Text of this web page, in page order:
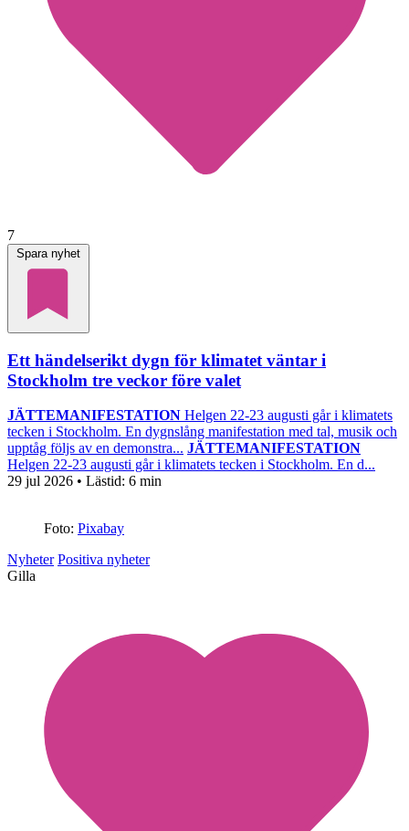
7
Spara nyhet
Ett händelserikt dygn för klimatet väntar i
Stockholm tre veckor före valet
JÄTTEMANIFESTATION Helgen 22-23 augusti går i klimatets
tecken i Stockholm. En dygnslång manifestation med tal, musik och
upptåg följs av en demonstra... JÄTTEMANIFESTATION
Helgen 22-23 augusti går i klimatets tecken i Stockholm. En d...
29 jul 2026 • Lästid: 6 min
Foto: Pixabay
Nyheter Positiva nyheter
Gilla